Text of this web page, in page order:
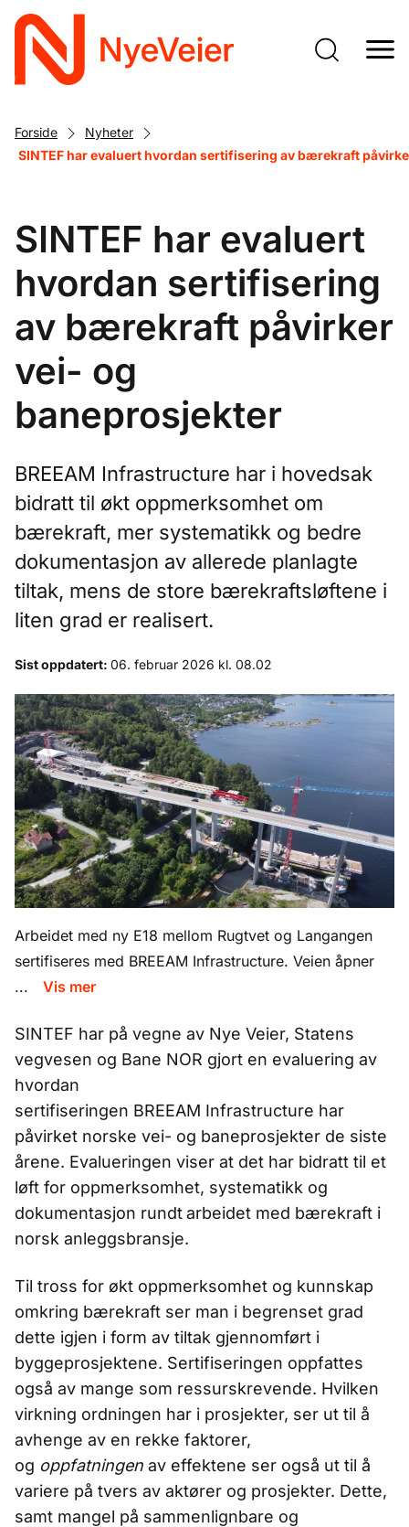
Gå
Forside
Nyheter
SINTEF har evaluert hvordan sertifisering av bærekraft
SINTEF har evaluert
hvordan sertifisering
av bærekraft påvirker
vei- og
baneprosjekter
BREEAM Infrastructure har i hovedsak
bidratt til økt oppmerksomhet om
bærekraft, mer systematikk og bedre
dokumentasjon av allerede planlagte
tiltak, mens de store bærekraftsløftene i
liten grad er realisert.
Sist oppdatert: 06. februar 2026 kl. 08.02
Arbeidet med ny E18 mellom Rugtvet og Langangen
sertifiseres med BREEAM Infrastructure. Veien åpner
...
Vis mer
SINTEF har på vegne av Nye Veier, Statens
vegvesen og Bane NOR gjort en evaluering av
hvordan
sertifiseringen BREEAM Infrastructure har
påvirket norske vei- og baneprosjekter de siste
årene. Evalueringen viser at det har bidratt til et
løft for oppmerksomhet, systematikk og
dokumentasjon rundtarbeidet med bærekraft i
norsk anleggsbransje.
Til tross for økt oppmerksomhet og kunnskap
omkring bærekraft ser man i begrenset grad
dette igjen i form av tiltak gjennomført i
byggeprosjektene. Sertifiseringen oppfattes
også av mange som ressurskrevende. Hvilken
virkning ordningen har i prosjekter, ser ut til å
avhenge av en rekke faktorer,
og oppfatningen av effektene ser også ut til å
variere på tvers av aktører og prosjekter. Dette,
samt mangel på sammenlignbare og